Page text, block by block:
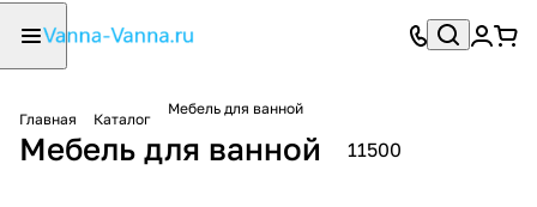
Главная Каталог
Мебель для ванной
Мебель для ванной 11500